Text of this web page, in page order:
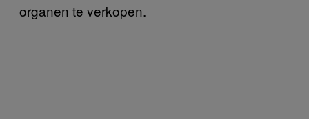
organen te verkopen.